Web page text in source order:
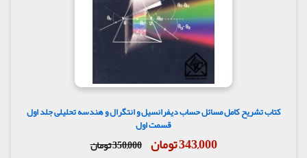
کتاب تشریح کامل مسائل حساب دیفرانسیل و انتگرال و هندسه تحلیلی جلد اول
قسمت اول
343,000 تومان 350,000 تومان